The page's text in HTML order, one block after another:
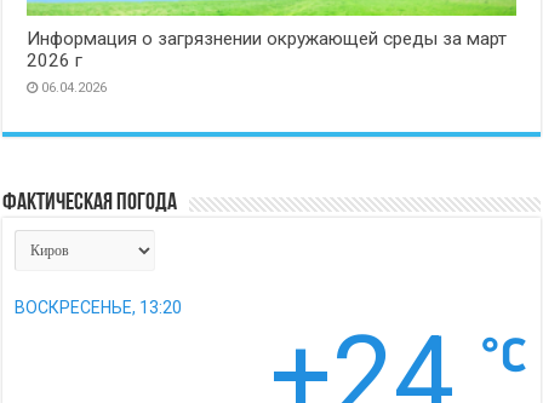
Информация о загрязнении окружающей среды за март
2026 г
06.04.2026
Фактическая погода
ВОСКРЕСЕНЬЕ, 13:20
+24